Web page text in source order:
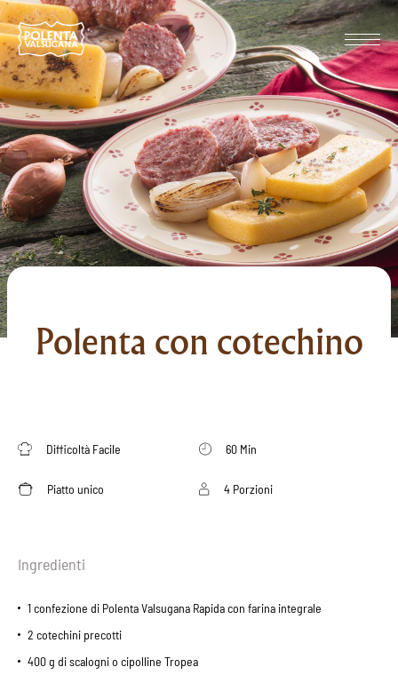
Polenta con cotechino
Difficoltà Facile 60 Min
Piatto unico 4 Porzioni
Ingredienti
1 confezione di Polenta Valsugana Rapida con farina integrale
2 cotechini precotti
400 g di scalogni o cipolline Tropea